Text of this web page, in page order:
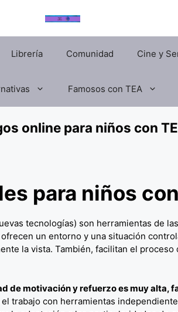
Librería Comunidad Cine y
Famosos con TEA
online para niños con
para niños
tecnologías) son herramientas de
ofrecen un entorno y una situación
la vista. También, facilitan el
de motivación y refuerzo es muy alta,
trabajo con herramientas